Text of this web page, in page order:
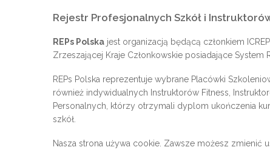
Rejestr Profesjonalnych Szkół i
REPs Polska jest organizacją będącą członkiem
Zrzeszającej Kraje Członkowskie posiadające System
REPs Polska reprezentuje wybrane Placówki
również indywidualnych Instruktorów Fitness,
Personalnych, którzy otrzymali dyplom ukończenia
szkół.
Nasza strona używa cookie. Zawsze możesz zmienić